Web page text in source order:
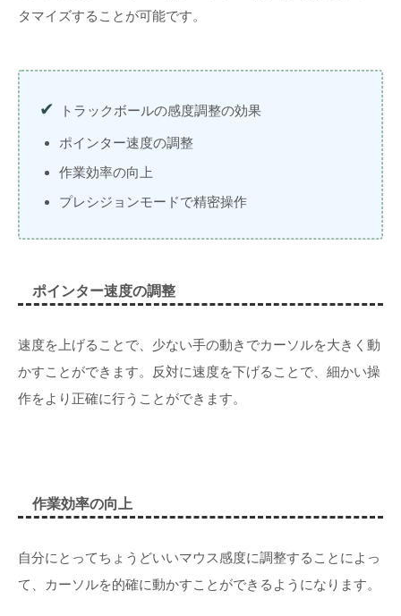
タマイズすることが可能です。
トラックボールの感度調整の効果
ポインター速度の調整
作業効率の向上
プレシジョンモードで精密操作
ポインター速度の調整
速度を上げることで、少ない手の動きでカーソルを大きく動
かすことができます。反対に速度を下げることで、細かい操
作をより正確に行うことができます。
作業効率の向上
自分にとってちょうどいいマウス感度に調整することによっ
て、カーソルを的確に動かすことができるようになります。